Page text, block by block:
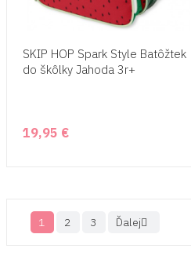
SKIP HOP Spark Style Batôžtek
do škôlky Jahoda 3r+
19,95 €
1 2 3 Ďalej 